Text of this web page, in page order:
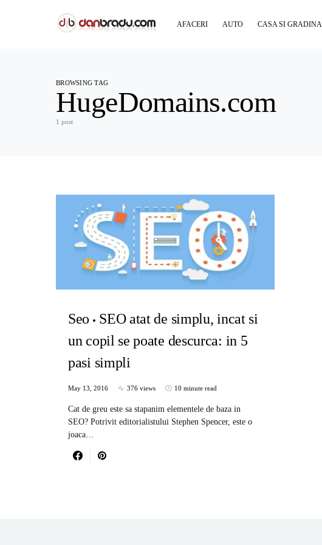
AFACERI AUTO CASA SI GRADINA
BROWSING TAG
HugeDomains.com
1 post
Seo
SEO atat de simplu, incat si
un copil se poate descurca: in 5
pasi simpli
May 13, 2016 376 views 10 minute read
Cat de greu este sa stapanim elementele de baza in
SEO? Potrivit editorialistului Stephen Spencer, este o
joaca…